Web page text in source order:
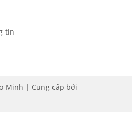
tin
Minh | Cung cấp bởi